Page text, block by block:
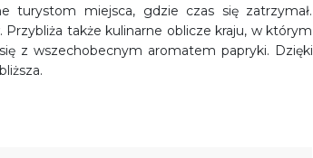
turystom miejsca, gdzie czas się zatrzymał.
także kulinarne oblicze kraju, w którym
z wszechobecnym aromatem papryki. Dzięki